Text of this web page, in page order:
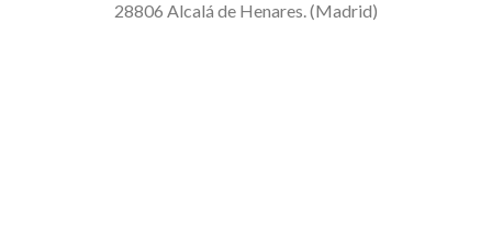
28806 Alcalá de Henares. (Madrid)